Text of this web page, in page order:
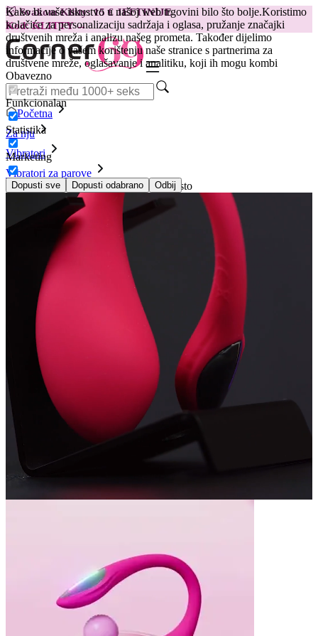
Kako bi vaše iskustvo u našoj web trgovini bilo što bolje.Koristimo
kolačiće za personalizaciju sadržaja i oglasa, pružanje značajki
društvenih mreža i analizu našeg prometa. Također dijelimo
informacije o vašem korištenju naše stranice s partnerima za
društvene mreže, oglašavanje i analitiku, koji ih mogu kombi
Obavezno
Funkcionalan
Statistika
Marketing
Dopusti sve Dopusti odabrano Odbij
😽Svakom Klitty: 15 € JEFTINIJE
Kod: KLITTY →
Početna
Za nju
Vibratori
Vibratori za parove
Lovense Lush 4 vibrirajuće jaje, ružičasto